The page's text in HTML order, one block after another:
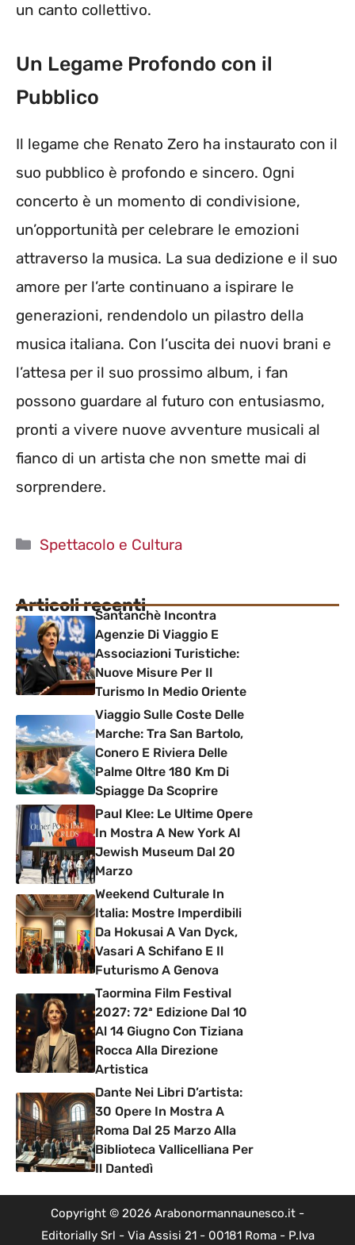
un canto collettivo.
Un Legame Profondo con il
Pubblico
Il legame che Renato Zero ha instaurato con il
suo pubblico è profondo e sincero. Ogni
concerto è un momento di condivisione,
un’opportunità per celebrare le emozioni
attraverso la musica. La sua dedizione e il suo
amore per l’arte continuano a ispirare le
generazioni, rendendolo un pilastro della
musica italiana. Con l’uscita dei nuovi brani e
l’attesa per il suo prossimo album, i fan
possono guardare al futuro con entusiasmo,
pronti a vivere nuove avventure musicali al
fianco di un artista che non smette mai di
sorprendere.
Categorie
Spettacolo e Cultura
Articoli recentiSantanchè Incontra
Agenzie Di Viaggio E
Associazioni Turistiche:
Nuove Misure Per Il
Turismo In Medio Oriente
Viaggio Sulle Coste Delle
Marche: Tra San Bartolo,
Conero E Riviera Delle
Palme Oltre 180 Km Di
Spiagge Da Scoprire
Paul Klee: Le Ultime Opere
In Mostra A New York Al
Jewish Museum Dal 20
Marzo
Weekend Culturale In
Italia: Mostre Imperdibili
Da Hokusai A Van Dyck,
Vasari A Schifano E Il
Futurismo A Genova
Taormina Film Festival
2027: 72ª Edizione Dal 10
Al 14 Giugno Con Tiziana
Rocca Alla Direzione
Artistica
Dante Nei Libri D’artista:
30 Opere In Mostra A
Roma Dal 25 Marzo Alla
Biblioteca Vallicelliana Per
Il Dantedì
Copyright © 2026 Arabonormannaunesco.it -
Editorially Srl - Via Assisi 21 - 00181 Roma - P.Iva